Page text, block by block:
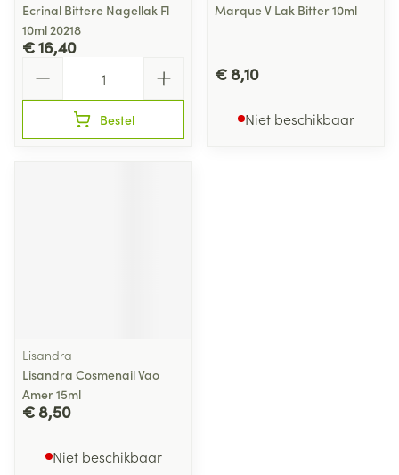
Ecrinal Bittere Nagellak Fl
10ml 20218
€ 16,40
Bestel
Marque V Lak Bitter 10ml
€ 8,10
Niet beschikbaar
Lisandra
Lisandra Cosmenail Vao
Amer 15ml
€ 8,50
Niet beschikbaar